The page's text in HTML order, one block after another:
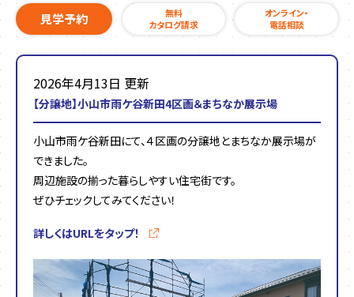
見学予約
無料
カタログ請求
オンライン・
電話相談
2026年4月13日 更新
【分譲地】小山市雨ケ谷新田4区画＆まちなか展示場
小山市雨ケ谷新田にて、４区画の分譲地とまちなか展示場が
できました。
周辺施設の揃った暮らしやすい住宅街です。
ぜひチェックしてみてください！
詳しくはURLをタップ！